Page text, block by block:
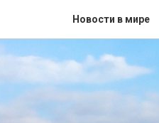
Новости в мире